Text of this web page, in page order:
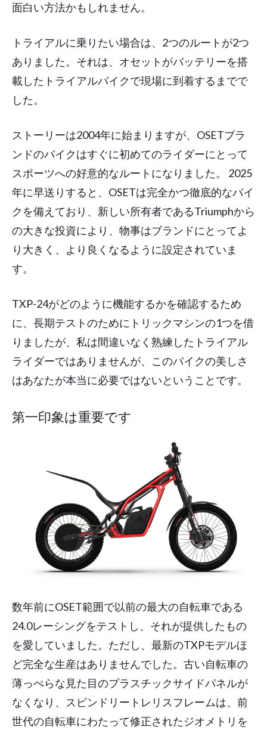
面白い方法かもしれません。
トライアルに乗りたい場合は、2つのルートが2つ
ありました。それは、オセットがバッテリーを搭
載したトライアルバイクで現場に到着するまでで
した。
ストーリーは2004年に始まりますが、OSETブラ
ンドのバイクはすぐに初めてのライダーにとって
スポーツへの好意的なルートになりました。 2025
年に早送りすると、OSETは完全かつ徹底的なバイ
クを備えており、新しい所有者であるTriumphから
の大きな投資により、物事はブランドにとってよ
り大きく、より良くなるように設定されていま
す。
TXP-24がどのように機能するかを確認するため
に、長期テストのためにトリックマシンの1つを借
りましたが、私は間違いなく熟練したトライアル
ライダーではありませんが、このバイクの美しさ
はあなたが本当に必要ではないということです。
第一印象は重要です
数年前にOSET範囲で以前の最大の自転車である
24.0レーシングをテストし、それが提供したもの
を愛していました。ただし、最新のTXPモデルほ
ど完全な生産はありませんでした。古い自転車の
薄っぺらな見た目のプラスチックサイドパネルが
なくなり、スピンドリートレリスフレームは、前
世代の自転車にわたって修正されたジオメトリを